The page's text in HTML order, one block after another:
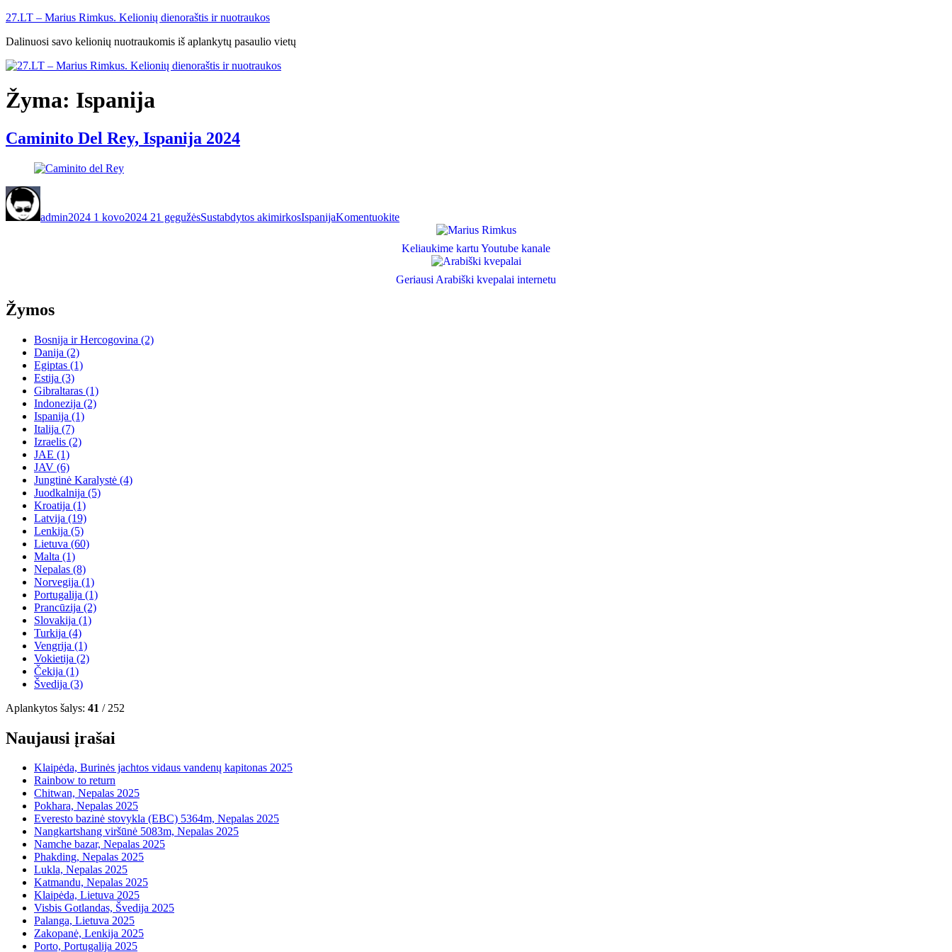
Eiti
turinio
27.LT – Marius Rimkus. Kelionių dienoraštis ir nuotraukos
Dalinuosi savo kelionių nuotraukomis iš aplankytų pasaulio vietų
Žyma: Ispanija
Caminito Del Rey, Ispanija 2024
admin2024 1 kovo2024 21 gegužėsSustabdytos akimirkosIspanijaKomentuokiteDel
Ispanija
2024
Keliaukime kartu Youtube kanale
Geriausi Arabiški kvepalai internetu
Žymos
Bosnija ir Hercogovina (2)
Danija (2)
Egiptas (1)
Estija (3)
Gibraltaras (1)
Indonezija (2)
Ispanija (1)
Italija (7)
Izraelis (2)
JAE (1)
JAV (6)
Jungtinė Karalystė (4)
Juodkalnija (5)
Kroatija (1)
Latvija (19)
Lenkija (5)
Lietuva (60)
Malta (1)
Nepalas (8)
Norvegija (1)
Portugalija (1)
Prancūzija (2)
Slovakija (1)
Turkija (4)
Vengrija (1)
Vokietija (2)
Čekija (1)
Švedija (3)
Aplankytos šalys: 41 / 252
Naujausi įrašai
Klaipėda, Burinės jachtos vidaus vandenų kapitonas 2025
Rainbow to return
Chitwan, Nepalas 2025
Pokhara, Nepalas 2025
Everesto bazinė stovykla (EBC) 5364m, Nepalas 2025
Nangkartshang viršūnė 5083m, Nepalas 2025
Namche bazar, Nepalas 2025
Phakding, Nepalas 2025
Lukla, Nepalas 2025
Katmandu, Nepalas 2025
Klaipėda, Lietuva 2025
Visbis Gotlandas, Švedija 2025
Palanga, Lietuva 2025
Zakopanė, Lenkija 2025
Porto, Portugalija 2025